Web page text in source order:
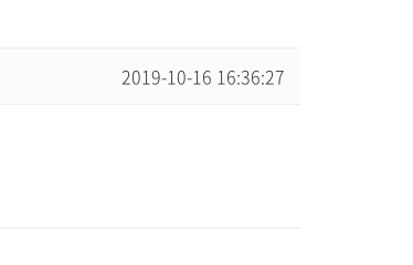
2019-10-16 16:36:27